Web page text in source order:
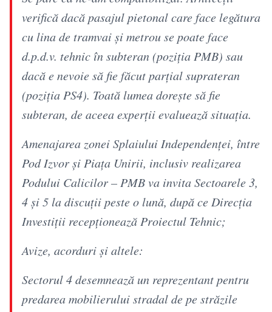
verifică dacă pasajul pietonal care face legătura
cu lina de tramvai și metrou se poate face
d.p.d.v. tehnic în subteran (poziția PMB) sau
dacă e nevoie să fie făcut parțial suprateran
(poziția PS4). Toată lumea dorește să fie
subteran, de aceea experții evaluează situația.
Amenajarea zonei Splaiului Independenței, între
Pod Izvor și Piața Unirii, inclusiv realizarea
Podului Calicilor – PMB va invita Sectoarele 3,
4 și 5 la discuții peste o lună, după ce Direcția
Investiții recepționează Proiectul Tehnic;
Avize, acorduri și altele:
Sectorul 4 desemnează un reprezentant pentru
predarea mobilierului stradal de pe străzile